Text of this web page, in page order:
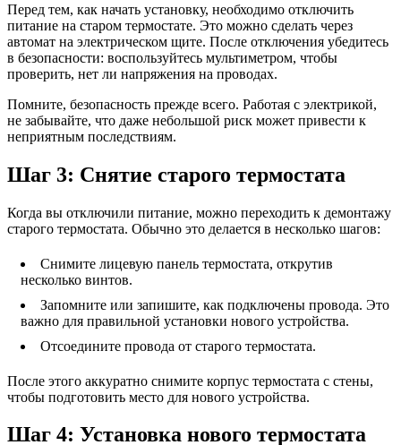
Перед тем, как начать установку, необходимо отключить
питание на старом термостате. Это можно сделать через
автомат на электрическом щите. После отключения убедитесь
в безопасности: воспользуйтесь мультиметром, чтобы
проверить, нет ли напряжения на проводах.
Помните, безопасность прежде всего. Работая с электрикой,
не забывайте, что даже небольшой риск может привести к
неприятным последствиям.
Шаг 3: Снятие старого термостата
Когда вы отключили питание, можно переходить к демонтажу
старого термостата. Обычно это делается в несколько шагов:
Снимите лицевую панель термостата, открутив
несколько винтов.
Запомните или запишите, как подключены провода. Это
важно для правильной установки нового устройства.
Отсоедините провода от старого термостата.
После этого аккуратно снимите корпус термостата с стены,
чтобы подготовить место для нового устройства.
Шаг 4: Установка нового термостата